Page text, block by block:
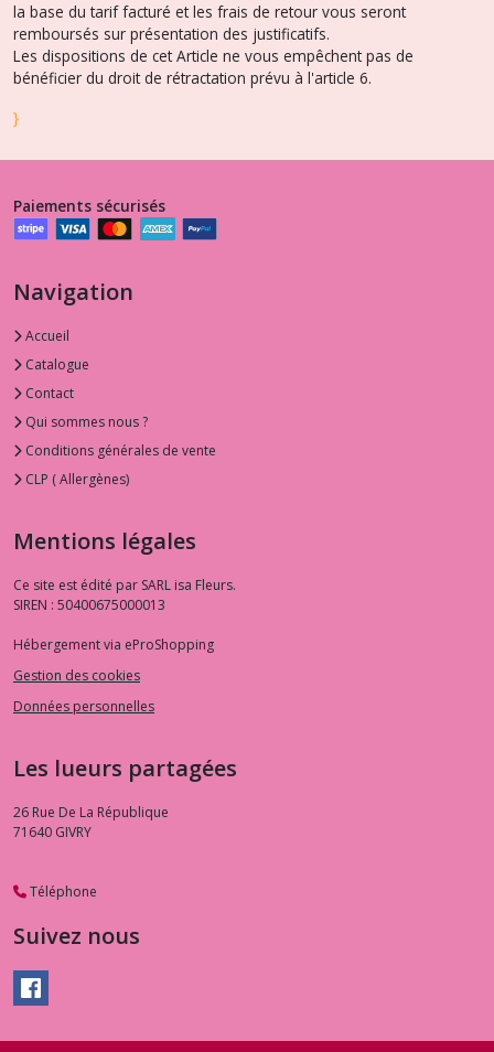
la base du tarif facturé et les frais de retour vous seront
remboursés sur présentation des justificatifs.
Les dispositions de cet Article ne vous empêchent pas de
bénéficier du droit de rétractation prévu à l'article 6.
}
Paiements sécurisés
Navigation
Accueil
Catalogue
Contact
Qui sommes nous ?
Conditions générales de vente
CLP ( Allergènes)
Mentions légales
Ce site est édité par SARL isa Fleurs.
SIREN : 50400675000013
Hébergement via eProShopping
Gestion des cookies
Données personnelles
Les lueurs partagées
26 Rue De La République
71640 GIVRY
Téléphone
Suivez nous